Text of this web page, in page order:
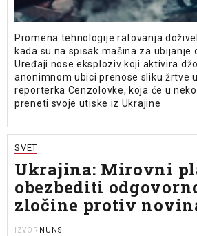
Promena tehnologije ratovanja
kada su na spisak mašina za ubijanje
Uređaji nose eksploziv koji aktivira
anonimnom ubici prenose sliku žrtve
reporterka Cenzolovke, koja će u
preneti svoje utiske iz Ukrajine
SVET
Ukrajina: Mirovni
obezbediti
zločine protiv
IZVOR NUNS